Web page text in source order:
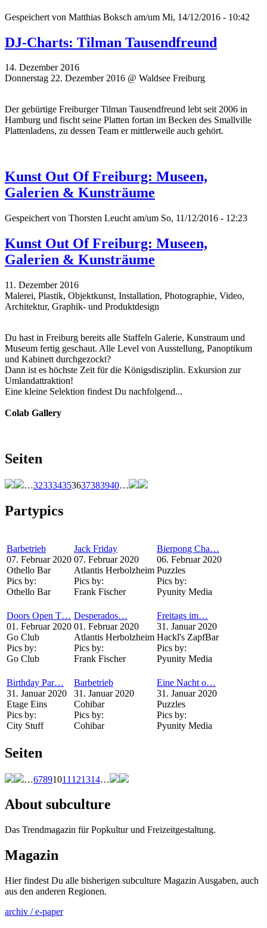
Gespeichert von Matthias Boksch am/um Mi, 14/12/2016 - 10:42
DJ-Charts: Tilman Tausendfreund
14. Dezember 2016
Donnerstag 22. Dezember 2016 @ Waldsee Freiburg
Der gebürtige Freiburger Tilman Tausendfreund lebt seit 2006 in
Hamburg und fischt seine Platten fortan im Becken des Smallville
Plattenladens, zu dessen Team er mittlerweile auch gehört.
Kunst Out Of Freiburg: Museen,
Galerien & Kunsträume
Gespeichert von Thorsten Leucht am/um So, 11/12/2016 - 12:23
Kunst Out Of Freiburg: Museen,
Galerien & Kunsträume
11. Dezember 2016
Malerei, Plastik, Objektkunst, Installation, Photographie, Video,
Architektur, Graphik- und Produktdesign
Du hast in Freiburg bereits alle Staffeln Galerie, Kunstraum und
Museum fertig geschaut. Alle Level von Ausstellung, Panoptikum
und Kabinett durchgezockt?
Dann ist es höchste Zeit für die Königsdisziplin. Exkursion zur
Umlandattraktion!
Eine kleine Selektion findest Du nachfolgend...
Colab Gallery
Seiten
…323334353637383940…
Partypics
Barbetrieb
07. Februar 2020
Othello Bar
Pics by:
Othello Bar
Jack Friday
07. Februar 2020
Atlantis Herbolzheim
Pics by:
Frank Fischer
Bierpong Cha…
06. Februar 2020
Puzzles
Pics by:
Pyunity Media
Doors Open T…
01. Februar 2020
Go Club
Pics by:
Go Club
Desperados…
01. Februar 2020
Atlantis Herbolzheim
Pics by:
Frank Fischer
Freitags im…
31. Januar 2020
Hackl's ZapfBar
Pics by:
Pyunity Media
Birthday Par…
31. Januar 2020
Etage Eins
Pics by:
City Stuff
Barbetrieb
31. Januar 2020
Cohibar
Pics by:
Cohibar
Eine Nacht o…
31. Januar 2020
Puzzles
Pics by:
Pyunity Media
Seiten
…67891011 121314…
About subculture
Das Trendmagazin für Popkultur und Freizeitgestaltung.
Magazin
Hier findest Du alle bisherigen subculture Magazin Ausgaben, auch
aus den anderen Regionen.
archiv / e-paper